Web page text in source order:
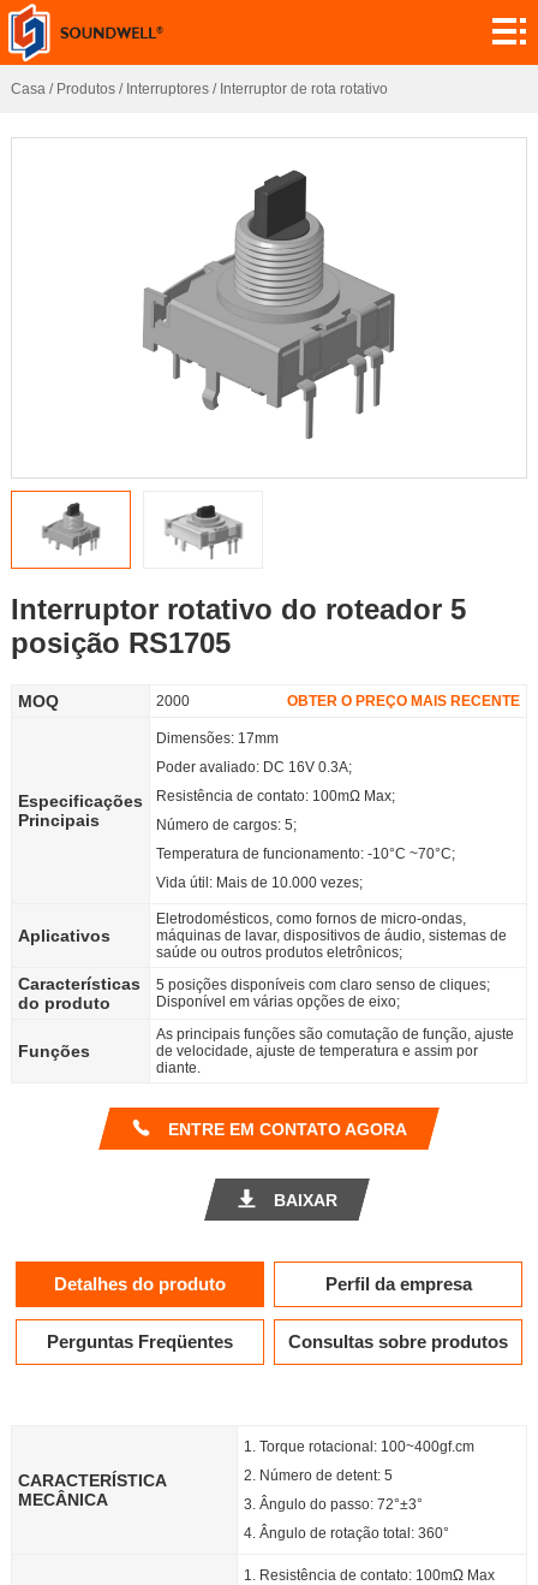
Sobre
Personalização
do módulo
Codificadores
Notícia
Language
Casa/ Produtos/ Interruptores/ Interruptor de rota rotativo
Interruptor rotativo do roteador 5
posição RS1705
MOQ 2000 OBTER O PREÇO MAIS RECENTE
Especificações
Principais
Dimensões: 17mm
Poder avaliado: DC 16V 0.3A;
Resistência de contato: 100mΩ Max;
Número de cargos: 5;
Temperatura de funcionamento: -10°C ~70°C;
Vida útil: Mais de 10.000 vezes;
Aplicativos
Eletrodomésticos, como fornos de micro-ondas,
máquinas de lavar, dispositivos de áudio, sistemas de
saúde ou outros produtos eletrônicos;
Características
do produto
5 posições disponíveis com claro senso de cliques;
Disponível em várias opções de eixo;
Funções
As principais funções são comutação de função, ajuste
de velocidade, ajuste de temperatura e assim por
diante.
ENTRE EM CONTATO AGORA
BAIXAR
Detalhes do produto Perfil da empresa
Perguntas Freqüentes Consultas sobre produtos
CARACTERÍSTICA
MECÂNICA
1. Torque rotacional: 100~400gf.cm
2. Número de detent: 5
3. Ângulo do passo: 72°±3°
4. Ângulo de rotação total: 360°
1. Resistência de contato: 100mΩ Max